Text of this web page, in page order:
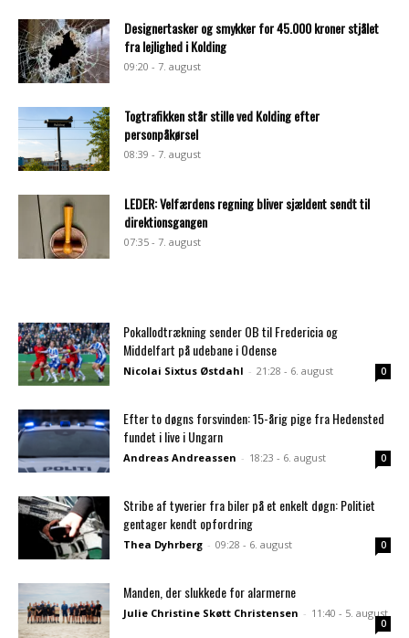
Designertasker og smykker for 45.000 kroner stjålet
fra lejlighed i Kolding
09:20 - 7. august
Togtrafikken står stille ved Kolding efter
personpåkørsel
08:39 - 7. august
LEDER: Velfærdens regning bliver sjældent sendt til
direktionsgangen
07:35 - 7. august
Pokallodtrækning sender OB til Fredericia og
Middelfart på udebane i Odense
Nicolai Sixtus Østdahl - 21:28 - 6. august 0
Efter to døgns forsvinden: 15-årig pige fra Hedensted
fundet i live i Ungarn
Andreas Andreassen - 18:23 - 6. august 0
Stribe af tyverier fra biler på et enkelt døgn: Politiet
gentager kendt opfordring
Thea Dyhrberg - 09:28 - 6. august 0
Manden, der slukkede for alarmerne
Julie Christine Skøtt Christensen - 11:40 - 5. august
0